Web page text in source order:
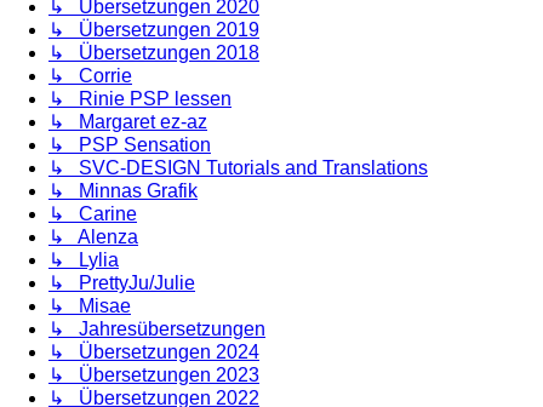
↳ Übersetzungen 2020
↳ Übersetzungen 2019
↳ Übersetzungen 2018
↳ Corrie
↳ Rinie PSP lessen
↳ Margaret ez-az
↳ PSP Sensation
↳ SVC-DESIGN Tutorials and Translations
↳ Minnas Grafik
↳ Carine
↳ Alenza
↳ Lylia
↳ PrettyJu/Julie
↳ Misae
↳ Jahresübersetzungen
↳ Übersetzungen 2024
↳ Übersetzungen 2023
↳ Übersetzungen 2022